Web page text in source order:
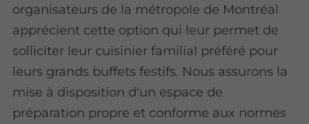
organisateurs de la métropole de Montréal
apprécient cette option qui leur permet de
solliciter leur cuisinier familial préféré pour
leurs grands buffets festifs. Nous assurons la
mise à disposition d'un espace de
préparation propre et conforme aux normes